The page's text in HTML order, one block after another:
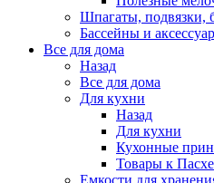
Шпагаты, подвязки,
Бассейны и
Все для дома
Назад
Все для дома
Для кухни
Назад
Для кухни
Кухонные
Товары к Пасхе
Емкости для